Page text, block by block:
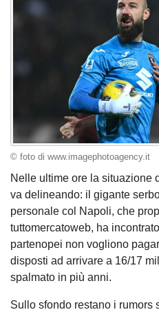
© foto di www.imagephotoagency.it
Nelle ultime ore la situazione
va delineando: il gigante
personale col Napoli, che
tuttomercatoweb, ha
partenopei non vogliono
disposti ad arrivare a 16/17
spalmato in più anni.
Sullo sfondo restano i rumors